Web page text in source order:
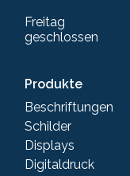
Freitag
geschlossen
Produkte
Beschriftungen
Schilder
Displays
Digitaldruck